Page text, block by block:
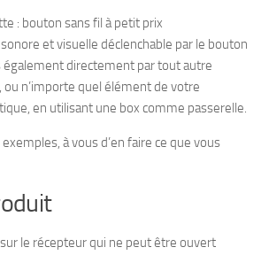
: bouton sans fil à petit prix
et visuelle déclenchable par le bouton
directement par tout autre
ou n’importe quel élément de votre
en utilisant une box comme passerelle.
à vous d’en faire ce que vous
sur le récepteur qui ne peut être ouvert